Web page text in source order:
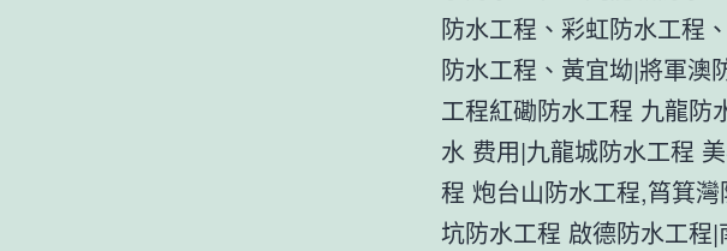
防水工程、彩虹防水工程
防水工程、黃宜坳|將軍澳
工程紅磡防水工程 九龍防
水 费用|九龍城防水工程
程 炮台山防水工程,筲箕
坑防水工程 啟德防水工程